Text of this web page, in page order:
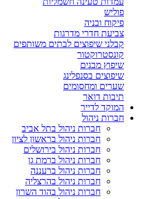
פוליש
פיקוח ובניה
צביעת חדרי מדרגות
קבלני שיפוצים לבתים משותפים
קונסטרוקטור
שיפוץ מבנים
שיפוצים בסנפלינג
שערים ומחסומים
תיבות דואר
המוקד לדייר
חברות ניהול
חברות ניהול בתל אביב
חברות ניהול בראשון לציון
חברות ניהול בירושלים
חברות ניהול ברמת גן
חברות ניהול ברעננה
חברות ניהול בהרצליה
חברות ניהול בהוד השרון